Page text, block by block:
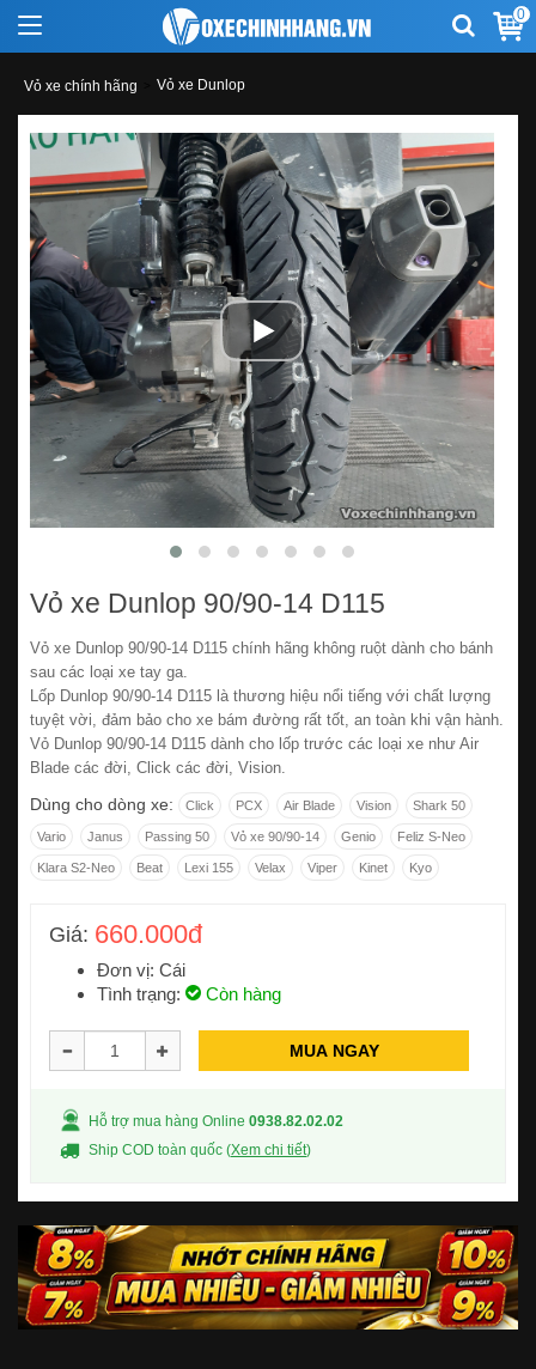
0
Vỏ xe chính hãng Vỏ xe Dunlop
Vỏ xe Dunlop 90/90-14 D115
Vỏ xe Dunlop 90/90-14 D115 chính hãng không ruột dành cho bánh
sau các loại xe tay ga.
Lốp Dunlop 90/90-14 D115 là thương hiệu nổi tiếng với chất lượng
tuyệt vời, đảm bảo cho xe bám đường rất tốt, an toàn khi vận hành.
Vỏ Dunlop 90/90-14 D115 dành cho lốp trước các loại xe như Air
Blade các đời, Click các đời, Vision.
Dùng cho dòng xe: Click PCX Air Blade Vision Shark 50
Vario Janus Passing 50 Vỏ xe 90/90-14 Genio Feliz S-Neo
Klara S2-Neo Beat Lexi 155 Velax Viper Kinet Kyo
Giá: 660.000đ
Đơn vị: Cái
Tình trạng:
Còn hàng
MUA NGAY
Hỗ trợ mua hàng Online 0938.82.02.02
Ship COD toàn quốc (Xem chi tiết)